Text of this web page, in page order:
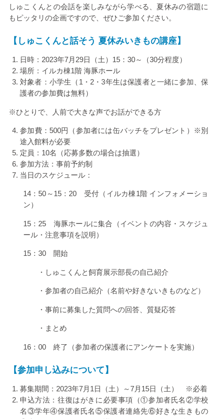
しゅこくんとの会話を楽しみながら学べる、夏休みの宿題に
もピッタリの企画ですので、ぜひご参加ください。
【しゅこくんと話そう 夏休みいきもの講座】
日時： 2023年7月 29日（土） 15 ：30～（30分程度）
場所：イルカ棟1階 海豚ホール
対象者：小学生（ 1 ・ 2 ・3年生は保護者と一緒に参加、保
護者の参加費は無料）
※ひとりで、人前で大きな声でお話ができる方
参加費： 500円（参加者には缶バッチをプレゼント）※別
途入館料が必要
定員： 10名（応募多数の場合は抽選）
参加方法：事前予約制
当日のスケジュール：
14： 50 ～ 15：20 受付（イルカ棟1階 インフォメーショ
ン）
15： 25 海豚ホールに集合（イベントの内容・スケジュ
ール・注意事項を説明）
15： 30開始
・しゅこくんと飼育展示部長の自己紹介
・参加者の自己紹介（名前や好きないきものなど）
・事前に募集した質問への回答、質疑応答
・まとめ
16： 00終了（参加者の保護者にアンケートを実施）
【参加申し込みについて】
募集期間： 2023年7月 1 日（土）～7月 15日（土） ※必着
申込方法：往復はがきに必要事項（①参加者氏名②学校
名③学年④保護者氏名⑤保護者連絡先⑥好きな生きもの